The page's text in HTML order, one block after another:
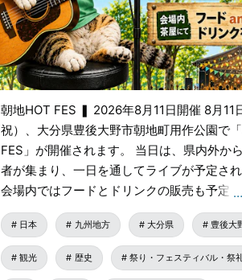
朝地HOT FES ❚ 2026年8月11日開催 8月11
祝）、大分県豊後大野市朝地町用作公園で
FES」が開催されます。 当日は、県内外から18組の出演
者が集まり、一日を通してライブが予定され
会場内ではフードとドリンクの販売も予定
カレー、串揚げ、焼きそば、ロコモコなどの
え、ビールや焼酎も楽しめます。夏の景色の
楽と食をゆっくり味わえる一日になりそうです。
時】 2026年8月11日（火・祝）9:30開場
…
日本 九州地方 大分県 豊後大
観光 歴史 祭り・フェスティバル・祭